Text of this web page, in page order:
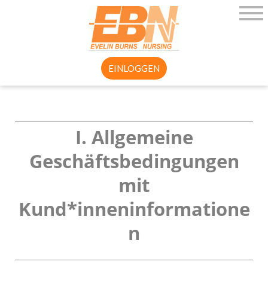
EINLOGGEN
I. Allgemeine
Geschäftsbedingungen
mit
Kund*inneninformatione
n